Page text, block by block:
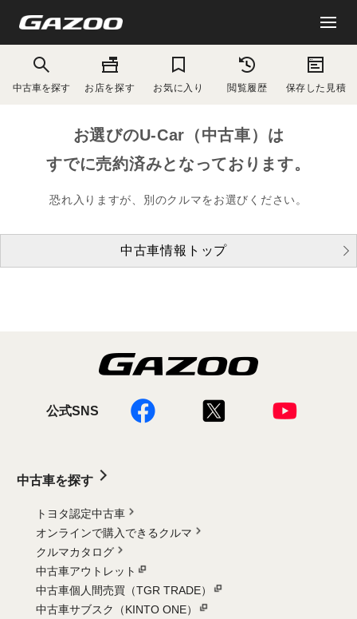
中古車を探す お店を探す お気に入り 閲覧履歴 保存した見積
お選びのU-Car（中古車）は
すでに売約済みとなっております。
恐れ入りますが、別のクルマをお選びください。
中古車情報トップ
公式SNS
中古車を探す
トヨタ認定中古車
オンラインで購入できるクルマ
クルマカタログ
中古車アウトレット
中古車個人間売買（TGR TRADE）
中古車サブスク（KINTO ONE）